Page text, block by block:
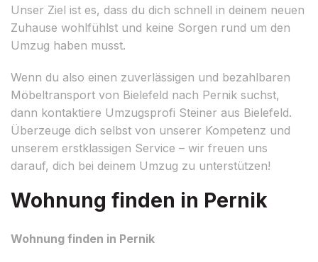
Unser Ziel ist es, dass du dich schnell in deinem neuen
Zuhause wohlfühlst und keine Sorgen rund um den
Umzug haben musst.
Wenn du also einen zuverlässigen und bezahlbaren
Möbeltransport von Bielefeld nach Pernik suchst,
dann kontaktiere Umzugsprofi Steiner aus Bielefeld.
Überzeuge dich selbst von unserer Kompetenz und
unserem erstklassigen Service – wir freuen uns
darauf, dich bei deinem Umzug zu unterstützen!
Wohnung finden in Pernik
Wohnung finden in Pernik